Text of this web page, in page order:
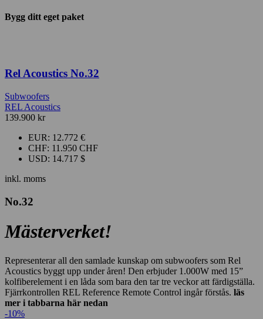
Bygg ditt eget paket
Rel Acoustics No.32
Subwoofers
REL Acoustics
139.900 kr
EUR: 12.772 €
CHF: 11.950 CHF
USD: 14.717 $
inkl. moms
No.32
Mästerverket!
Representerar all den samlade kunskap om subwoofers som Rel
Acoustics byggt upp under åren! Den erbjuder 1.000W med 15”
kolfiberelement i en låda som bara den tar tre veckor att färdigställa.
Fjärrkontrollen REL Reference Remote Control ingår förstås. läs
mer i tabbarna här nedan
-10%